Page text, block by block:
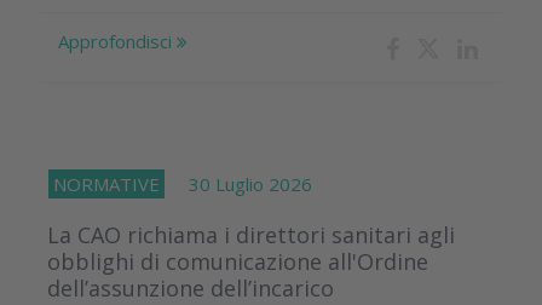
Approfondisci
NORMATIVE 30 Luglio 2026
La CAO richiama i direttori sanitari agli
obblighi di comunicazione all'Ordine
dell’assunzione dell’incarico